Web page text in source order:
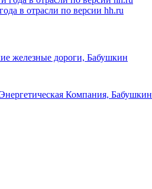
в отрасли по версии hh.ru
железные дороги, Бабушкин
Компания, Бабушкин